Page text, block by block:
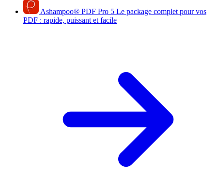
Ashampoo® PDF Pro 5 Le package complet pour vos
PDF : rapide, puissant et facile